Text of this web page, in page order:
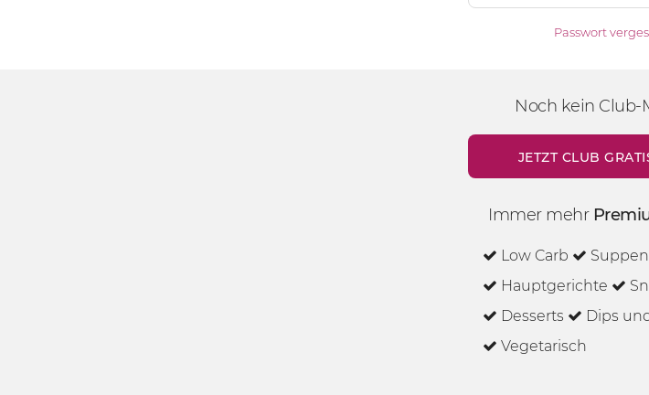
Passwort
Noch kein Club-
JETZT CLUB
Immer mehr
Low Carb
Hauptgerichte
Desserts
Dips
Vegetarisch